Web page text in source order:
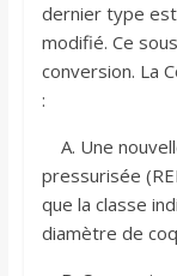
dernier type
modifié. Ce
conversion. La
:
A. Une
pressurisée
que la classe
diamètre de